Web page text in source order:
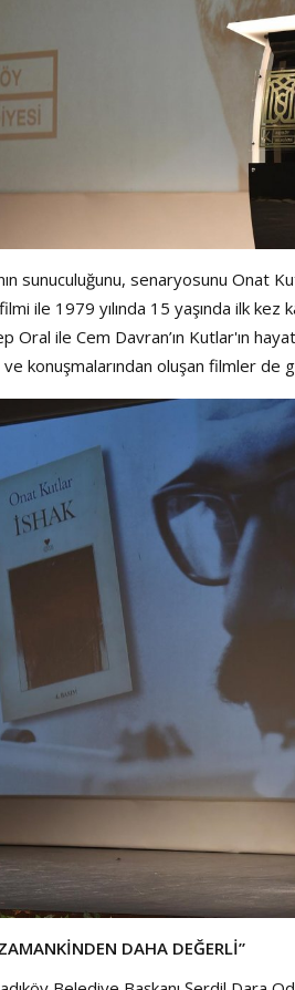
sunuculuğunu, senaryosunu Onat
ile 1979 yılında 15 yaşında ilk
Oral ile Cem Davran’ın Kutlar'ın
konuşmalarından oluşan filmler de
DAHA DEĞERLİ”